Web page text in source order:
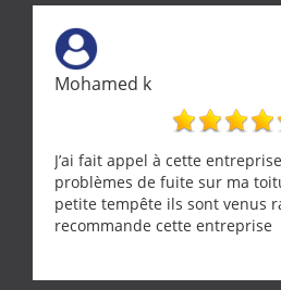
Mohamed k
J’ai fait appel à cette
problèmes de fuite sur ma
petite tempête ils sont venus
recommande cette entreprise